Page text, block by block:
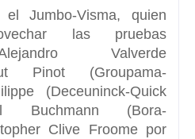
el Jumbo-Visma, quien
las pruebas
Valverde
Pinot (Groupama-
(Deceuninck-Quick
Buchmann (Bora-
Clive Froome por